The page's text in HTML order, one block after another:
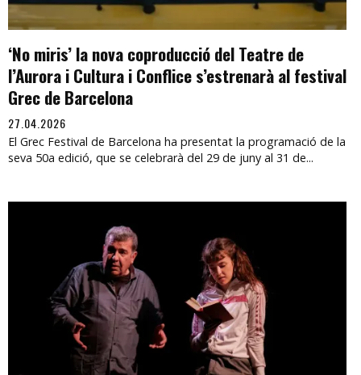
‘No miris’ la nova coproducció del Teatre de
l’Aurora i Cultura i Conflice s’estrenarà al festival
Grec de Barcelona
27.04.2026
El Grec Festival de Barcelona ha presentat la programació de la
seva 50a edició, que se celebrarà del 29 de juny al 31 de...